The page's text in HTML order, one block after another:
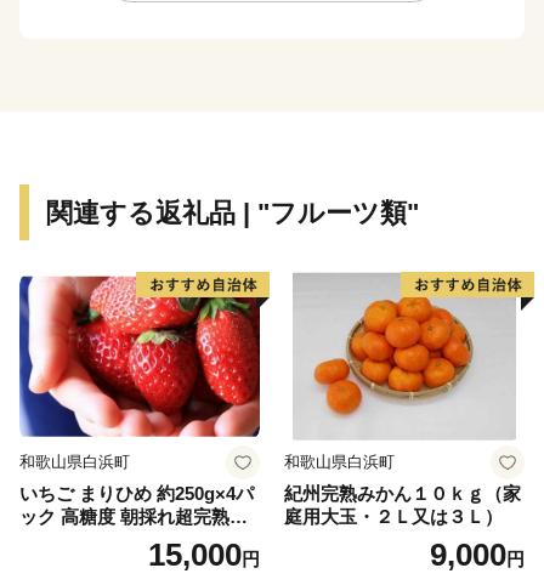
関連する返礼品 | "フルーツ類"
和歌山県白浜町
いちご まりひめ 約250g×4パ
ック 高糖度 朝採れ超完熟ま
りひめ 1月以降発送分
15,000円
和歌山県白浜町
紀州完熟みかん１０ｋｇ（家
庭用大玉・２Ｌ又は３Ｌ）
9,000円